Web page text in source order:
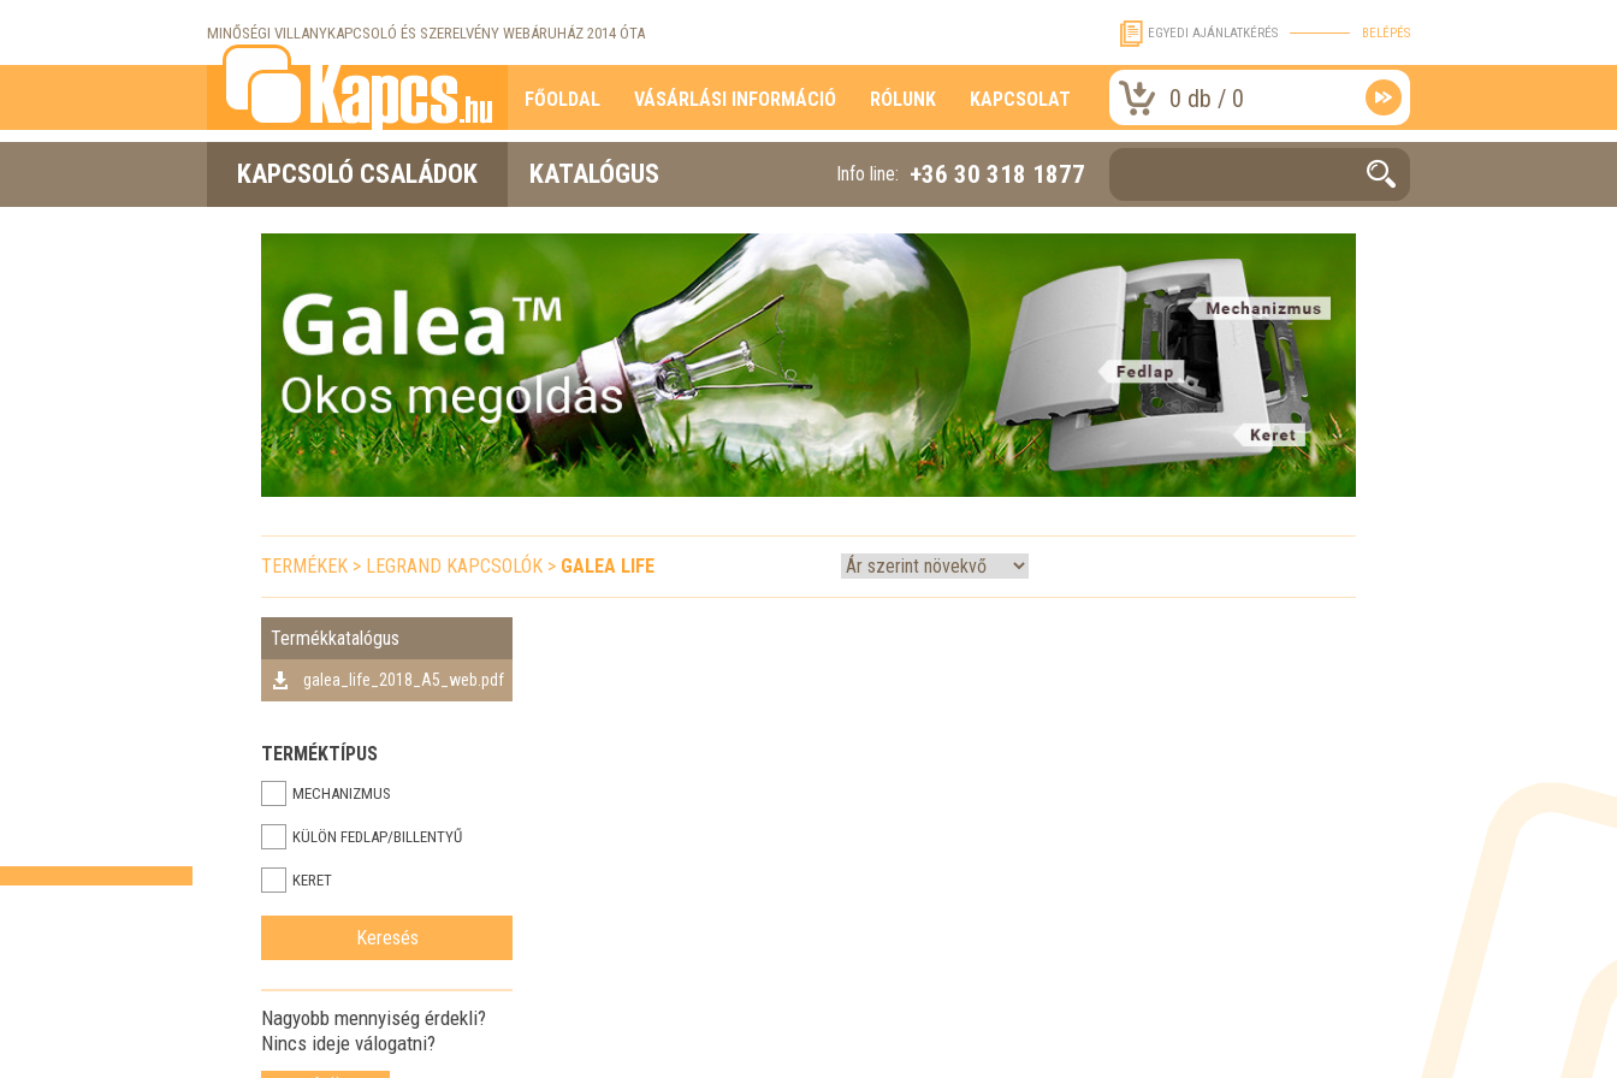
MINŐSÉGI VILLANYKAPCSOLÓ ÉS SZERELVÉNY WEBÁRUHÁZ 2014 ÓTA EGYEDI AJÁNLATKÉRÉS BELÉPÉS
FŐOLDAL VÁSÁRLÁSI INFORMÁCIÓ RÓLUNK KAPCSOLAT 0 db / 0
KAPCSOLÓ CSALÁDOK KATALÓGUS Info line: +36 30 318 1877
TERMÉKEK > LEGRAND KAPCSOLÓK > GALEA LIFE
Termékkatalógus
galea_life_2018_A5_web.pdf
TERMÉKTÍPUS
MECHANIZMUS
KÜLÖN FEDLAP/BILLENTYŰ
KERET
Nagyobb mennyiség érdekli?
Nincs ideje válogatni?